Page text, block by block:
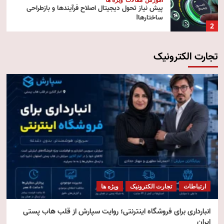
2
پیش‌ نیاز تحول دیجیتال اصلاح فرآیندها و بازطراحی
ساختارها!
3
آموزش
4
تکنولوژی مقالات ویژه ها
هوش مصنوعی استنتاجی
5
امنیت مقالات ویژه ها
امنیت فناوری اطلاعات
تجارت الکترونیک
ارتباطات تجارت الکترونیک ویژه ها
انبارداری برای فروشگاه اینترنتی؛ روایت سپارش از قلب هاب پستی